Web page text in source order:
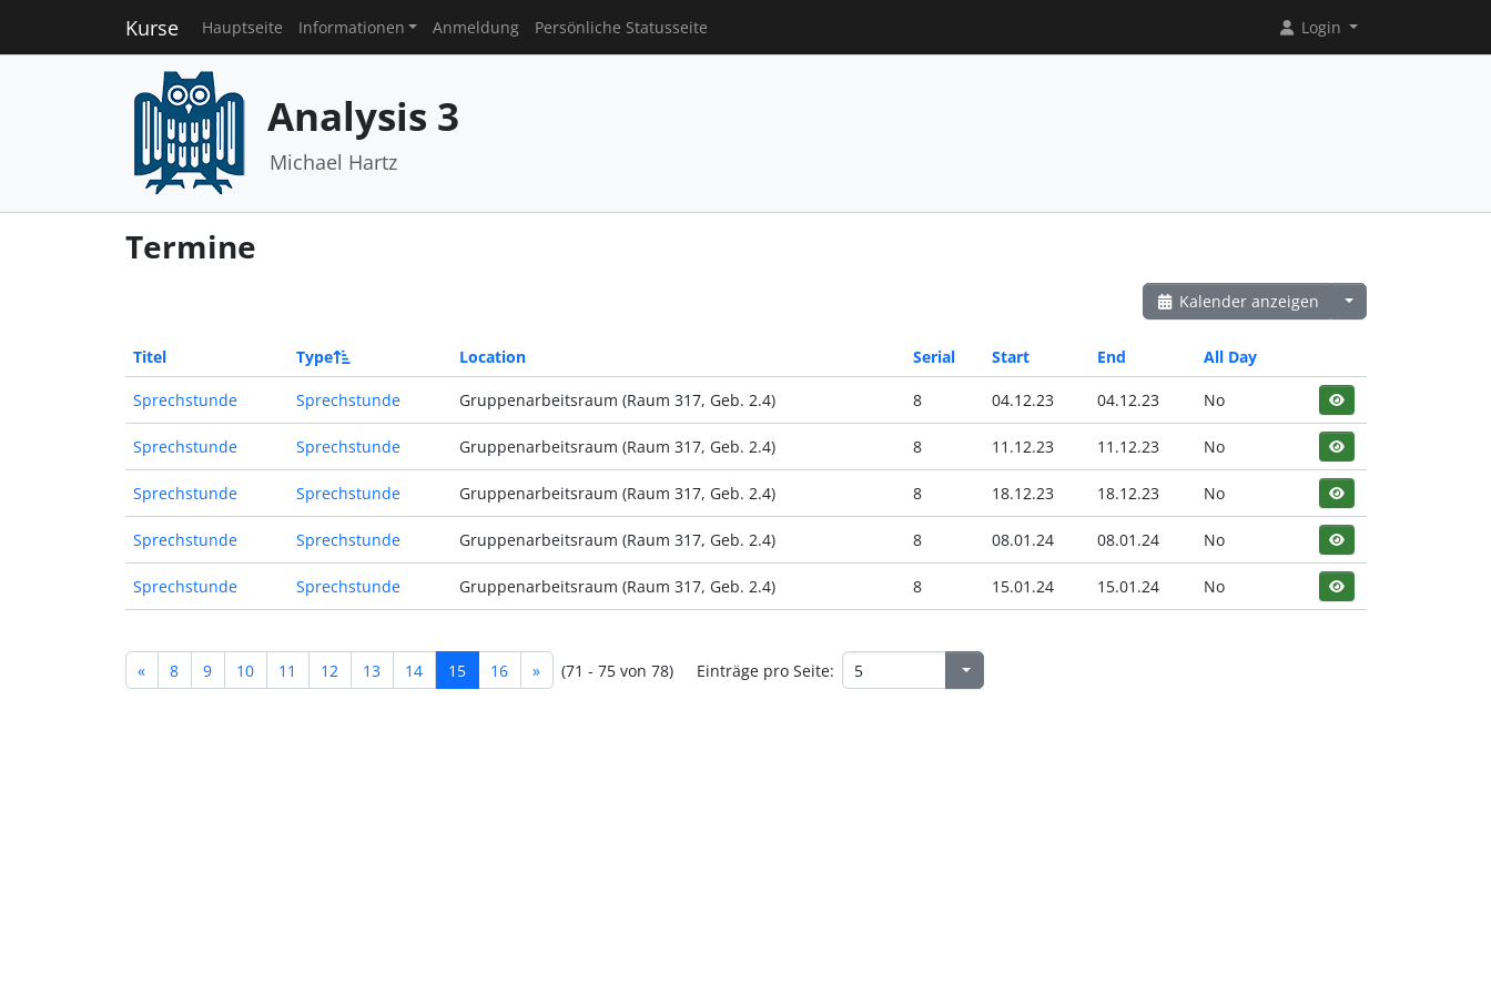
Kurse Hauptseite Informationen Anmeldung Persönliche Statusseite Login
Analysis 3
Michael Hartz
Termine
Kalender anzeigen
Titel Type Location Serial Start End All Day
Sprechstunde Sprechstunde Gruppenarbeitsraum (Raum 317, Geb. 2.4) 8 04.12.23 04.12.23 No
Sprechstunde Sprechstunde Gruppenarbeitsraum (Raum 317, Geb. 2.4) 8 11.12.23 11.12.23 No
Sprechstunde Sprechstunde Gruppenarbeitsraum (Raum 317, Geb. 2.4) 8 18.12.23 18.12.23 No
Sprechstunde Sprechstunde Gruppenarbeitsraum (Raum 317, Geb. 2.4) 8 08.01.24 08.01.24 No
Sprechstunde Sprechstunde Gruppenarbeitsraum (Raum 317, Geb. 2.4) 8 15.01.24 15.01.24 No
« 8 9 10 11 12 13 14 15 16 » (71 - 75 von 78) Einträge pro Seite: